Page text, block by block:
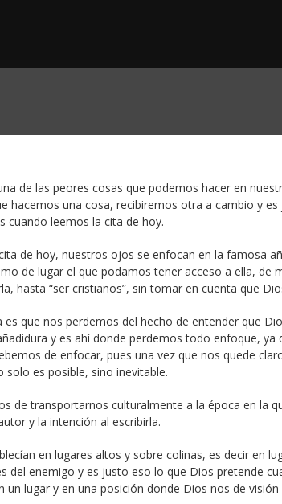
de las peores cosas que podemos hacer en
hacemos una cosa, recibiremos otra a cambio y
cuando leemos la cita de hoy.
de hoy, nuestros ojos se enfocan en la famosa
de lugar el que podamos tener acceso a ella, de
hasta “ser cristianos”, sin tomar en cuenta que
que nos perdemos del hecho de entender que
y es ahí donde perdemos todo enfoque, ya
de enfocar, pues una vez que nos quede
solo es posible, sino inevitable.
de transportarnos culturalmente a la época en la
y la intención al escribirla.
en lugares altos y sobre colinas, es decir en
del enemigo y es justo eso lo que Dios pretende
un lugar y en una posición donde Dios nos de